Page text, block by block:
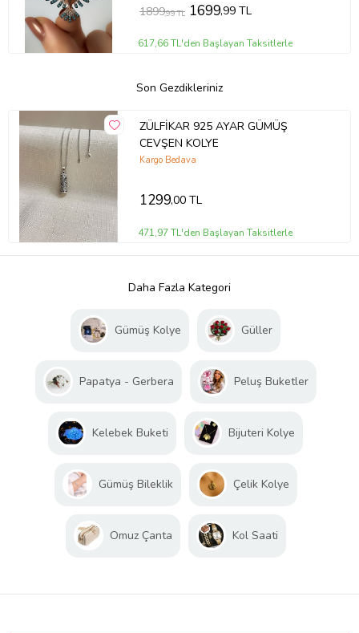
1899,99 TL 1699,99 TL
617,66 TL'den Başlayan Taksitlerle
Son Gezdikleriniz
ZÜLFİKAR 925 AYAR GÜMÜŞ
CEVŞEN KOLYE
Kargo Bedava
1299,00 TL
471,97 TL'den Başlayan Taksitlerle
Daha Fazla Kategori
Gümüş Kolye Güller
Papatya - Gerbera Peluş Buketler
Kelebek Buketi Bijuteri Kolye
Gümüş Bileklik Çelik Kolye
Omuz Çanta Kol Saati